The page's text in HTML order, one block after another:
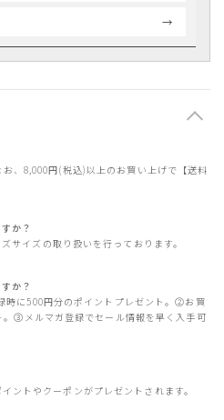
、8,000円(税込)以上のお買い上げで【送料
か？
サイズの取り扱いを行っております。
か？
時に500円分のポイントプレゼント。②お買
。③メルマガ登録でセール情報を早く入手可
ントやクーポンがプレゼントされます。